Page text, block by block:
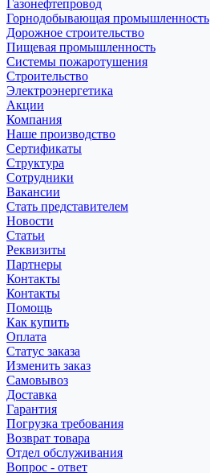
Газонефтепровод
Горнодобывающая промышленность
Дорожное строительство
Пищевая промышленность
Системы пожаротушения
Строительство
Электроэнергетика
Акции
Компания
Наше производство
Сертификаты
Структура
Сотрудники
Вакансии
Стать представителем
Новости
Статьи
Реквизиты
Партнеры
Контакты
Контакты
Помощь
Как купить
Оплата
Статус заказа
Изменить заказ
Самовывоз
Доставка
Гарантия
Погрузка требования
Возврат товара
Отдел обслуживания
Вопрос - ответ